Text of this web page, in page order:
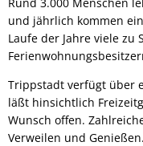
und jährlich kommen
Laufe der Jahre viele zu
Trippstadt verfügt über
läßt hinsichtlich
Wunsch offen.
Verweilen und Genießen.